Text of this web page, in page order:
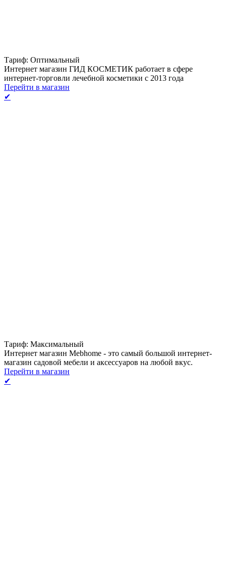
Тариф: Оптимальный
Интернет магазин ГИД КОСМЕТИК работает в сфере
интернет-торговли лечебной косметики с 2013 года
Перейти в магазин
✔
Тариф: Максимальный
Интернет магазин Mebhome - это самый большой интернет-
магазин садовой мебели и аксессуаров на любой вкус.
Перейти в магазин
✔